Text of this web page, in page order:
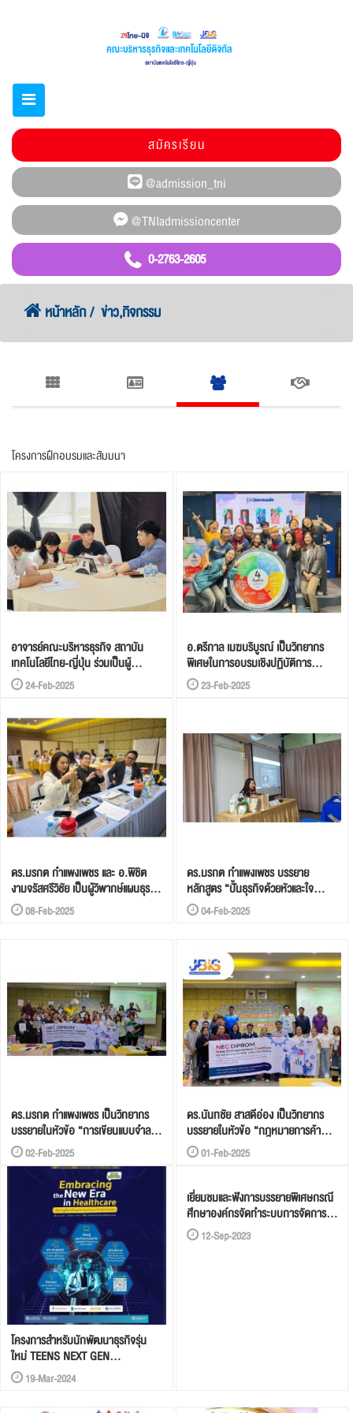
0-2763-2605
สมัครเรียน
หน้าหลัก ข่าว,กิจกรรม
อาจารย์คณะบริหารธุรกิจ สถาบัน
เทคโนโลยีไทย-ญี่ปุ่น ร่วมเป็นผู้
เชี่ยวชาญให้คำแนะนำในกิจกรรม
Hackathon การประกวดผลงาน The
Playground ภาคกลาง
24-Feb-2025
อ.ตรีกาล เมฆบริบูรณ์ เป็นวิทยากร
พิเศษในการอบรมเชิงปฏิบัติการ
STEAM4INNOVATOR โครงการ
พัฒนาศักยภาพผู้สร้างนวัตกรอย่าง
23-Feb-2025
ดร.มรกต กำแพงเพชร และ อ.พิชิต
งามจรัสศรีวิชัย เป็นผู้วิพากษ์แผนธุรกิจ
วิเคราะห์ความเป็นไปได้ของธุรกิจ
การนำเสนอโมเดลธุรกิจ Pitch Deck
จังหวัดพิจิตร
08-Feb-2025
ดร.มรกต กำแพงเพชร บรรยาย
หลักสูตร “ปั้นธุรกิจด้วยหัวและใจ
MIND STAR 5W1H” มุ่งเสริม
ศักยภาพผู้ประกอบการอุตสาหกรรม
04-Feb-2025
ดร.มรกต กำแพงเพชร เป็นวิทยากร
บรรยายในหัวข้อ “การเขียนแบบจำลอง
ธุรกิจ (Business Model Canvas :
BMC)” โครงการ “เร่งการจัดตั้ง และ
ขยายธุรกิจของผู้ประกอบการ
อัจฉริยะ” ของศูนย์ส่งเสริม
อุตสาหกรรมภาคที่ 3 จังหวัดพิจิตร
02-Feb-2025
ดร.นันทชัย สาสดีอ่อง เป็นวิทยากร
บรรยายในหัวข้อ “กฎหมายการค้า
ภาษี การลงทุน การเงินและบัญชี
สำหรับผู้ประกอบการยุคใหม่”
ธุรกิจของผู้ประกอบการอัจฉริยะ” ของ
ศูนย์ส่งเสริมอุตสาหกรรมภาคที่ 3
จังหวัดพิจิตร
01-Feb-2025
โครงการสำหรับนักพัฒนาธุรกิจรุ่น
ใหม่ TEENS NEXT GEN
"Embracing the New Era in
Healthcare"
19-Mar-2024
เยี่ยมชมและฟังการบรรยายพิเศษกรณี
ศึกษาองค์กรจัดทำระบบการจัดการ
นวัตกรรม ตามมาตรฐานสากล
ISO56002 Innovation
12-Sep-2023